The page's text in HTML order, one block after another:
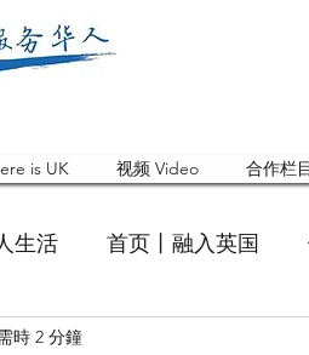
is UK 视频 Video 合作栏
生活 首页丨融入英国
宅指南 Cola
時 2 分鐘